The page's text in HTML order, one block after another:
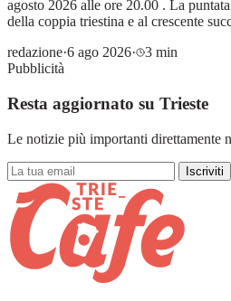
agosto 2026 alle ore 20.00 . La
della coppia triestina e al crescente
redazione·6 ago 2026·
3 min
Pubblicità
Resta aggiornato su Trieste
Le notizie più importanti direttamente
Iscriviti